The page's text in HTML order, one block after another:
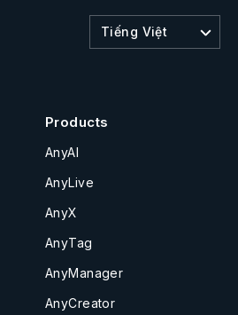
Tiếng Việt
Products
AnyAI
AnyLive
AnyX
AnyTag
AnyManager
AnyCreator